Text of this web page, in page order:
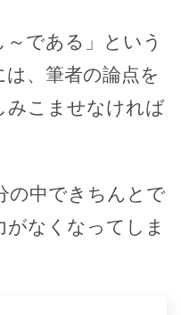
～である」という
、筆者の論点を
みこませなければ
の中できちんとで
がなくなってしま